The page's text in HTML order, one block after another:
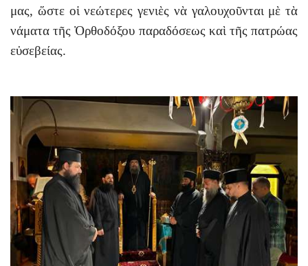
μας, ὥστε οἱ νεώτερες γενιὲς νὰ γαλουχοῦνται μὲ τὰ
νάματα τῆς Ὀρθοδόξου παραδόσεως καὶ τῆς πατρώας
εὐσεβείας.